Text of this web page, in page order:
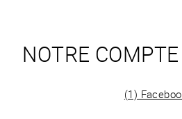
NOTRE
(1)